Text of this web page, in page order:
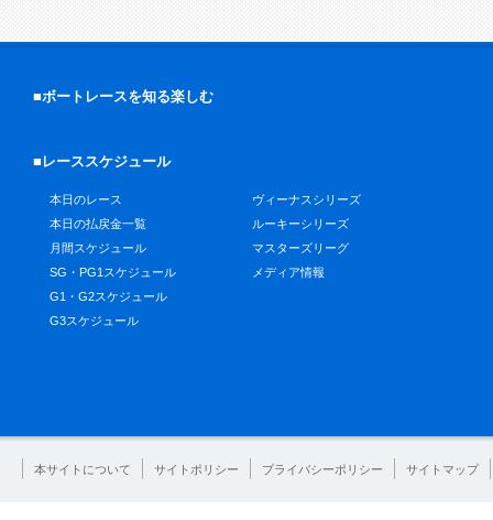
■ボートレースを知る楽しむ
■レーススケジュール
本日のレース
本日の払戻金一覧
月間スケジュール
SG・PG1スケジュール
G1・G2スケジュール
G3スケジュール
ヴィーナスシリーズ
ルーキーシリーズ
マスターズリーグ
メディア情報
本サイトについて サイトポリシー プライバシーポリシー サイトマップ